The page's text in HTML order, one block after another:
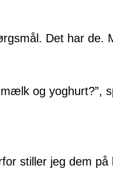
Det har de.
og yoghurt?”,
stiller jeg dem